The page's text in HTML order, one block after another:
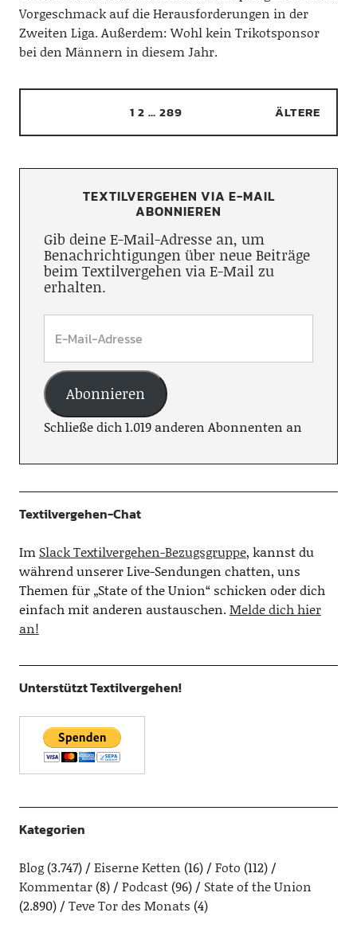
Vorgeschmack auf die Herausforderungen in der
Zweiten Liga. Außerdem: Wohl kein Trikotsponsor
bei den Männern in diesem Jahr.
1 2 … 289 ÄLTERE
TEXTILVERGEHEN VIA E-MAIL
ABONNIEREN
Gib deine E-Mail-Adresse an, um
Benachrichtigungen über neue Beiträge
beim Textilvergehen via E-Mail zu
erhalten.
Abonnieren
Schließe dich 1.019 anderen Abonnenten an
Textilvergehen-Chat
Im Slack Textilvergehen-Bezugsgruppe, kannst du
während unserer Live-Sendungen chatten, uns
Themen für „State of the Union“ schicken oder dich
einfach mit anderen austauschen.Melde dich hier
an!
Unterstützt Textilvergehen!
Kategorien
Blog(3.747) Eiserne Ketten (16) Foto (112)
Kommentar(8) Podcast(96)
State of the Union
(2.890)
Teve Tor des Monats (4)